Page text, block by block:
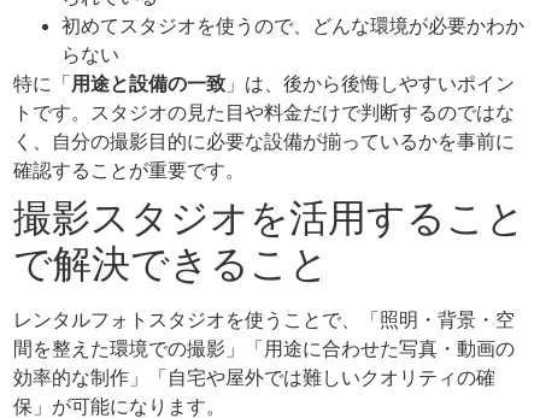
初めてスタジオを使うので、どんな環境が必要かわか
らない
特に「 用途と設備の一致 」は、後から後悔しやすいポイン
トです。スタジオの見た目や料金だけで判断するのではな
く、自分の撮影目的に必要な設備が揃っているかを事前に
確認することが重要です。
撮影スタジオを活用すること
で解決できること
レンタルフォトスタジオを使うことで、「照明・背景・空
間を整えた環境での撮影」「用途に合わせた写真・動画の
効率的な制作」「自宅や屋外では難しいクオリティの確
保」が可能になります。